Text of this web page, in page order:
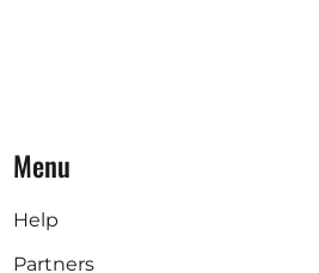
Menu
Help
Partners